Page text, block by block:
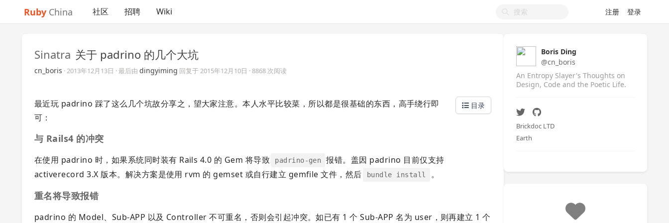
Ruby China 社区 招聘 Wiki 注册 登录
Sinatra 关于 padrino 的几个大坑
cn_boris ·2013年12月13日 · 最后由 dingyiming 回复于2015年12月10日 · 8868 次阅读
目录
最近玩 padrino 踩了这么几个坑故分享之，望大家注意。本人水平比较菜，所以都是很基础的东西，高手绕行即
可：
与 Rails4 的冲突
在使用 padrino 时，如果系统同时装有 Rails 4.0 的 Gem 将导致 padrino-gen
报错。盖因 padrino 目前仅支持
activerecord 3.X 版本。解决方案是使用 rvm 的 gemset 或自行建立 gemfile 文件，然后
bundle install 。
重名将导致报错
padrino 的 Model、Sub-APP 以及 Controller 不可重名，否则会引起冲突。如已有 1 个 Sub-APP 名为 user，则再建立 1 个
Boris Ding
@cn_boris
An Entropy Slayer's Thoughts on
Design, Code and the Poetic Life.
Brickdoc LTD
Earth